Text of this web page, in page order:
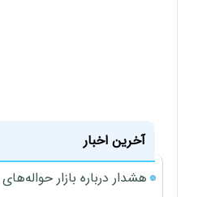
آخرین اخبار
هشدار درباره بازار